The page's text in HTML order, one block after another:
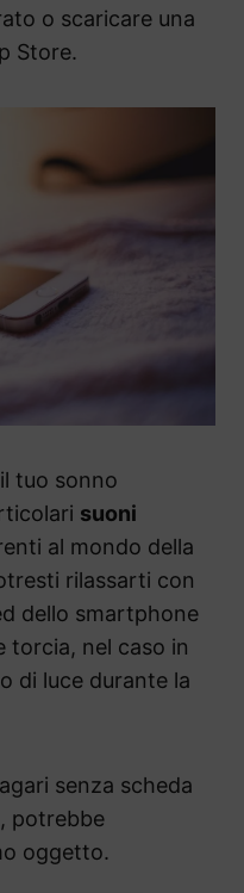
o scaricare una
Store.
tuo sonno
suoni
al mondo della
rilassarti con
dello smartphone
torcia, nel caso in
di luce durante la
senza scheda
potrebbe
oggetto.